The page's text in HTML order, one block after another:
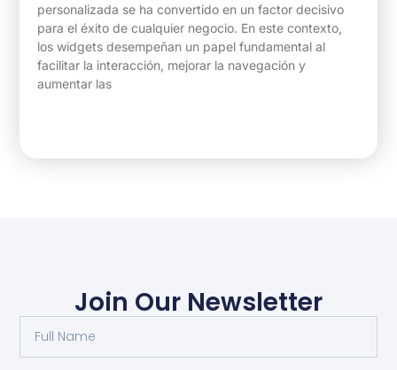
personalizada se ha convertido en un factor decisivo
para el éxito de cualquier negocio. En este contexto,
los widgets desempeñan un papel fundamental al
facilitar la interacción, mejorar la navegación y
aumentar las
Join Our Newsletter